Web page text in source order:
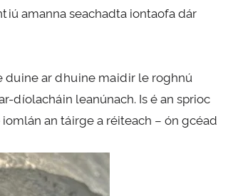
amanna seachadta iontaofa dár
duine ar dhuine maidir le roghnú
díolacháin leanúnach. Is é an sprioc
an táirge a réiteach – ón gcéad